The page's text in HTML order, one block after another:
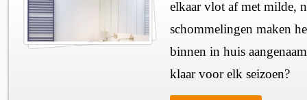
elkaar vlot af met milde,
schommelingen maken
binnen in huis
klaar voor elk seizoen?